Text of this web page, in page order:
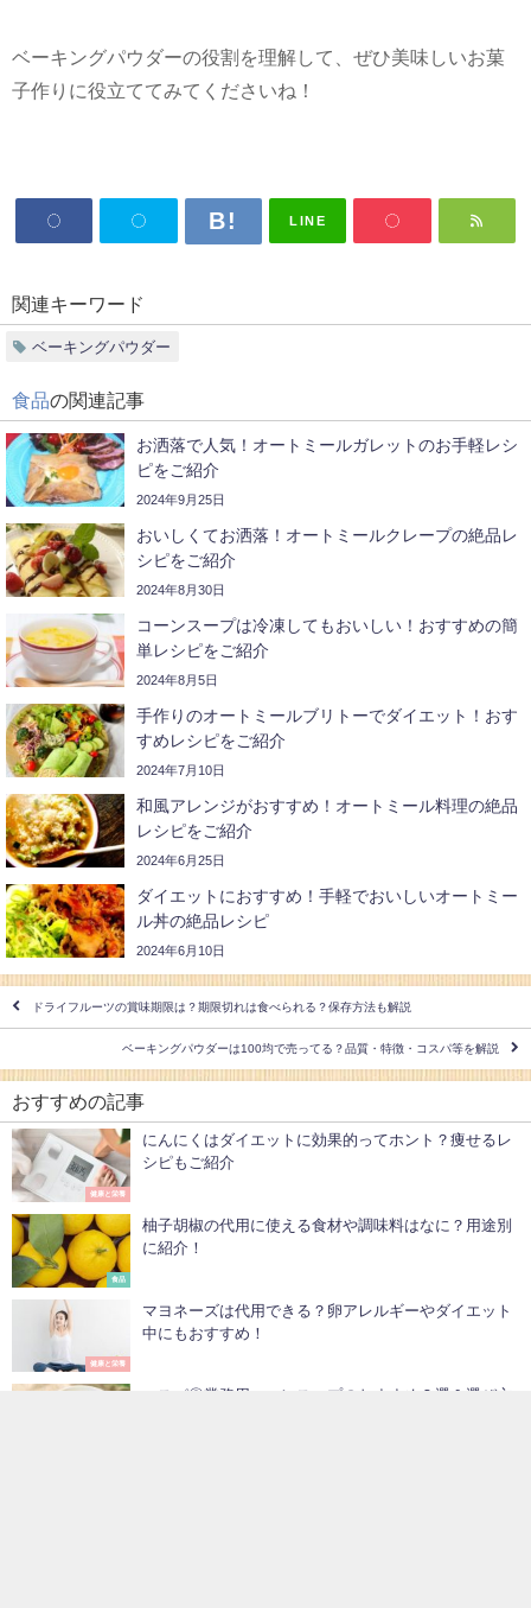
ベーキングパウダーの役割を理解して、ぜひ美味しいお菓
子作りに役立ててみてくださいね！
LINE
関連キーワード
ベーキングパウダー
食品の関連記事
お洒落で人気！オートミールガレットのお手軽レシ
ピをご紹介
2024年9月25日
おいしくてお洒落！オートミールクレープの絶品レ
シピをご紹介
2024年8月30日
コーンスープは冷凍してもおいしい！おすすめの簡
単レシピをご紹介
2024年8月5日
手作りのオートミールブリトーでダイエット！おす
すめレシピをご紹介
2024年7月10日
和風アレンジがおすすめ！オートミール料理の絶品
レシピをご紹介
2024年6月25日
ダイエットにおすすめ！手軽でおいしいオートミー
ル丼の絶品レシピ
2024年6月10日
ドライフルーツの賞味期限は？期限切れは食べられる？保存方法も解説
ベーキングパウダーは100均で売ってる？品質・特徴・コスパ等を解説
おすすめの記事
健康と栄養
にんにくはダイエットに効果的ってホント？痩せるレ
シピもご紹介
食品
柚子胡椒の代用に使える食材や調味料はなに？用途別
に紹介！
健康と栄養
マヨネーズは代用できる？卵アレルギーやダイエット
中にもおすすめ！
コスパ◎業務用コーンスープのおすすめ９選＆選び方